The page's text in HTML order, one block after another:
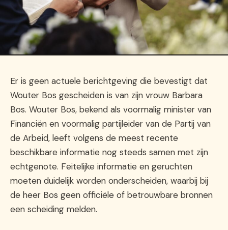
Er is geen actuele berichtgeving die bevestigt dat
Wouter Bos gescheiden is van zijn vrouw Barbara
Bos. Wouter Bos, bekend als voormalig minister van
Financiën en voormalig partijleider van de Partij van
de Arbeid, leeft volgens de meest recente
beschikbare informatie nog steeds samen met zijn
echtgenote. Feitelijke informatie en geruchten
moeten duidelijk worden onderscheiden, waarbij bij
de heer Bos geen officiële of betrouwbare bronnen
een scheiding melden.